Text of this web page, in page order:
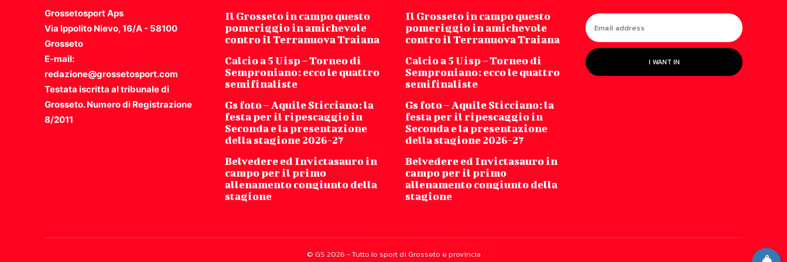
Grossetosport Aps
Via Ippolito Nievo, 16/A - 58100
Grosseto
E-mail:
redazione@grossetosport.com
Testata iscritta al tribunale di
Grosseto. Numero di Registrazione
8/2011
Il Grosseto in campo questo
pomeriggio in amichevole
contro il Terranuova Traiana
Calcio a 5 Uisp – Torneo di
Semproniano: ecco le quattro
semifinaliste
Gs foto – Aquile Sticciano: la
festa per il ripescaggio in
Seconda e la presentazione
della stagione 2026-27
Belvedere ed Invictasauro in
campo per il primo
allenamento congiunto della
stagione
Il Grosseto in campo questo
pomeriggio in amichevole
contro il Terranuova Traiana
Calcio a 5 Uisp – Torneo di
Semproniano: ecco le quattro
semifinaliste
Gs foto – Aquile Sticciano: la
festa per il ripescaggio in
Seconda e la presentazione
della stagione 2026-27
Belvedere ed Invictasauro in
campo per il primo
allenamento congiunto della
stagione
I WANT IN
© GS 2026 - Tutto lo sport di Grosseto e provincia